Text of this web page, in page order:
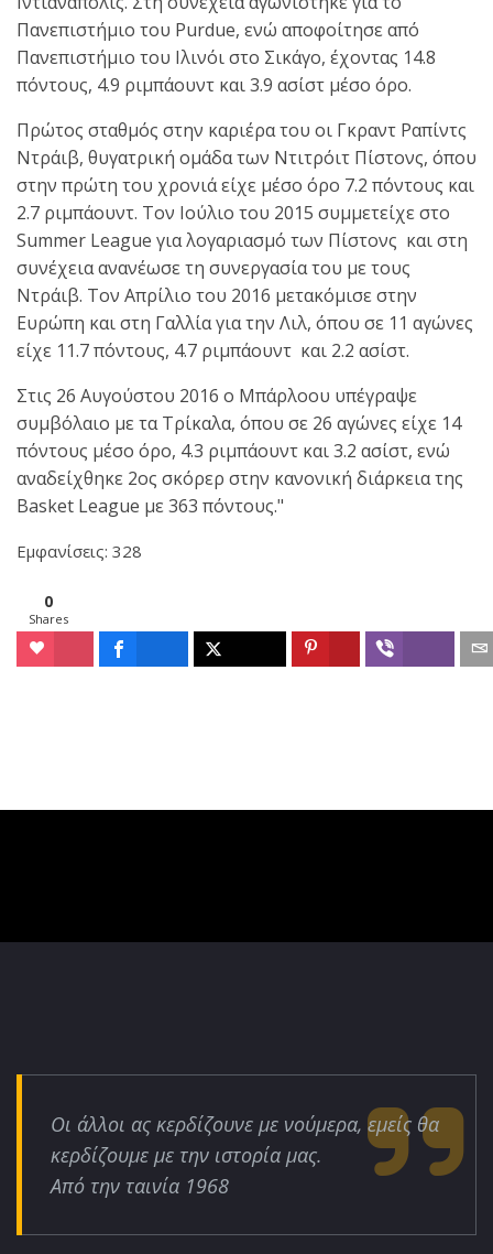
Πανεπιστήμιο του Purdue, ενώ αποφοίτησε από
Πανεπιστήμιο του Ιλινόι στο Σικάγο, έχοντας 14.8
πόντους, 4.9 ριμπάουντ και 3.9 ασίστ μέσο όρο.
Πρώτος σταθμός στην καριέρα του οι Γκραντ Ραπίντς
Ντράιβ, θυγατρική ομάδα των Ντιτρόιτ Πίστονς, όπου
στην πρώτη του χρονιά είχε μέσο όρο 7.2 πόντους και
2.7 ριμπάουντ. Τον Ιούλιο του 2015 συμμετείχε στο
Summer League για λογαριασμό των Πίστονς και στη
συνέχεια ανανέωσε τη συνεργασία του με τους
Ντράιβ. Τον Απρίλιο του 2016 μετακόμισε στην
Ευρώπη και στη Γαλλία για την Λιλ, όπου σε 11 αγώνες
είχε 11.7 πόντους, 4.7 ριμπάουντ και 2.2 ασίστ.
Στις 26 Αυγούστου 2016 ο Μπάρλοου υπέγραψε
συμβόλαιο με τα Τρίκαλα, όπου σε 26 αγώνες είχε 14
πόντους μέσο όρο, 4.3 ριμπάουντ και 3.2 ασίστ, ενώ
αναδείχθηκε 2ος σκόρερ στην κανονική διάρκεια της
Basket League με 363 πόντους."
Εμφανίσεις: 328
0
Shares
Οι άλλοι ας κερδίζουνε με νούμερα, εμείς θα
κερδίζουμε με την ιστορία μας.
Από την ταινία 1968